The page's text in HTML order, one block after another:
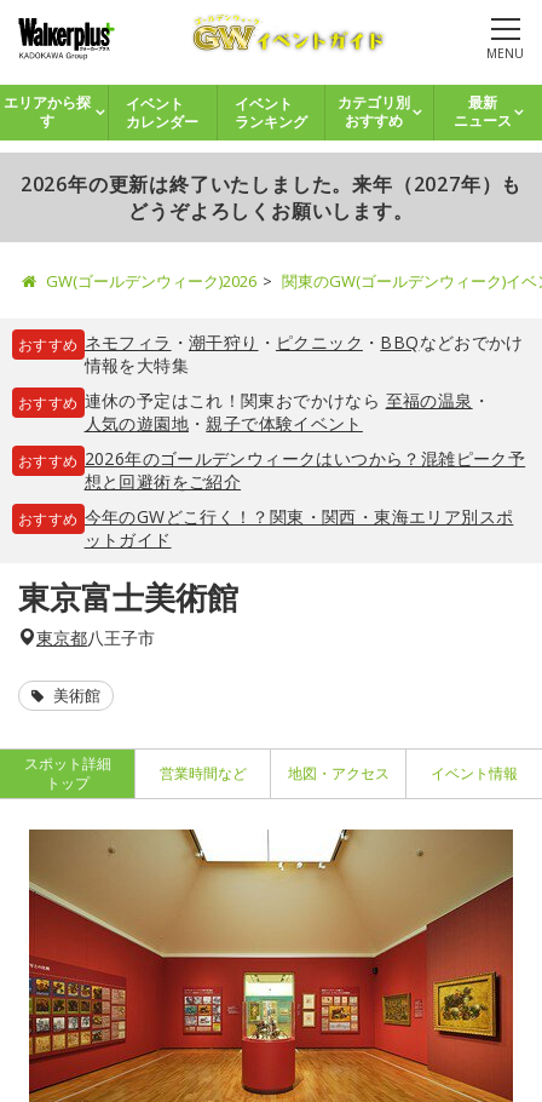
MENU
エリアから探
す
イベント
カレンダー
イベント
ランキング
カテゴリ別
おすすめ
最新
ニュース
2026年の更新は終了いたしました。来年（2027年）も
どうぞよろしくお願いします。
GW(ゴールデンウィーク)2026 関東のGW(ゴールデンウィーク)イ
おすすめ ネモフィラ ・ 潮干狩り ・ ピクニック ・ BBQなどおでかけ
情報を大特集
おすすめ 連休の予定はこれ！関東おでかけなら 至福の温泉 ・
人気の遊園地・親子で体験イベント
おすすめ 2026年のゴールデンウィークはいつから？混雑ピーク予
想と回避術をご紹介
おすすめ 今年のGWどこ行く！？関東・関西・東海エリア別スポ
ットガイド
東京富士美術館
東京都八王子市
美術館
スポット詳細
トップ
営業時間など 地図・アクセス イベント情報